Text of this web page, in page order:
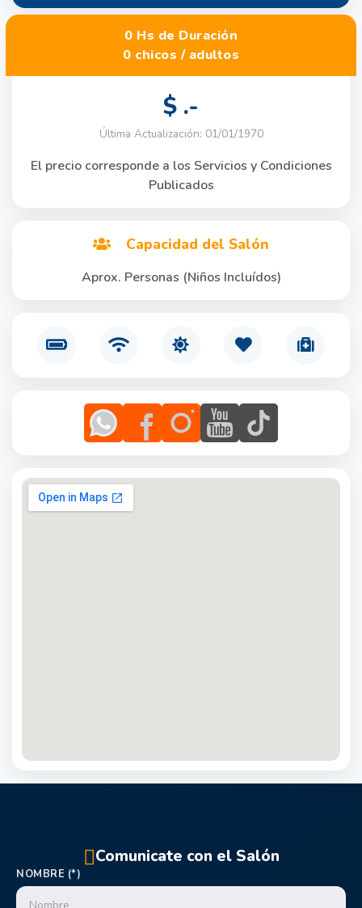
0 Hs de Duración
0 chicos / adultos
$ .-
Última Actualización: 01/01/1970
El precio corresponde a los Servicios y Condiciones
Publicados
Capacidad del Salón
Aprox. Personas (Niños Incluídos)
Comunicate con el Salón
NOMBRE (*)